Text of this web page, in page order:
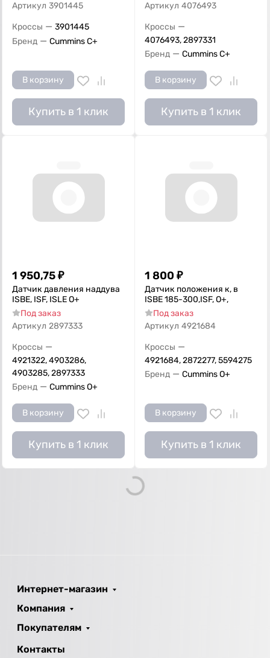
Артикул 3901445
Кроссы — 3901445
Бренд — Cummins C+
В корзину
Купить в 1 клик
Артикул 4076493
Кроссы —
4076493, 2897331
Бренд — Cummins C+
В корзину
Купить в 1 клик
1 950,75₽
Датчик давления наддува
ISBE, ISF, ISLE О+
Под заказ
Артикул 2897333
Кроссы —
4921322, 4903286,
4903285, 2897333
Бренд — Cummins O+
В корзину
Купить в 1 клик
1 800 ₽
Датчик положения к, в
ISBE 185-300,ISF, О+,
Под заказ
Артикул 4921684
Кроссы —
4921684, 2872277, 5594275
Бренд — Cummins O+
В корзину
Купить в 1 клик
Loading...
Интернет-магазин
Компания
Покупателям
Контакты